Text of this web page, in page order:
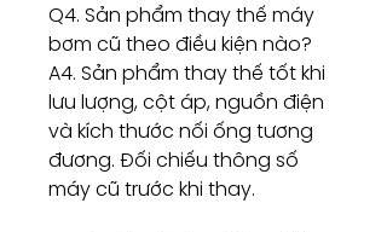
Q4. Sản phẩm thay thế máy
bơm cũ theo điều kiện nào?
A4. Sản phẩm thay thế tốt khi
lưu lượng, cột áp, nguồn điện
và kích thước nối ống tương
đương. Đối chiếu thông số
máy cũ trước khi thay.